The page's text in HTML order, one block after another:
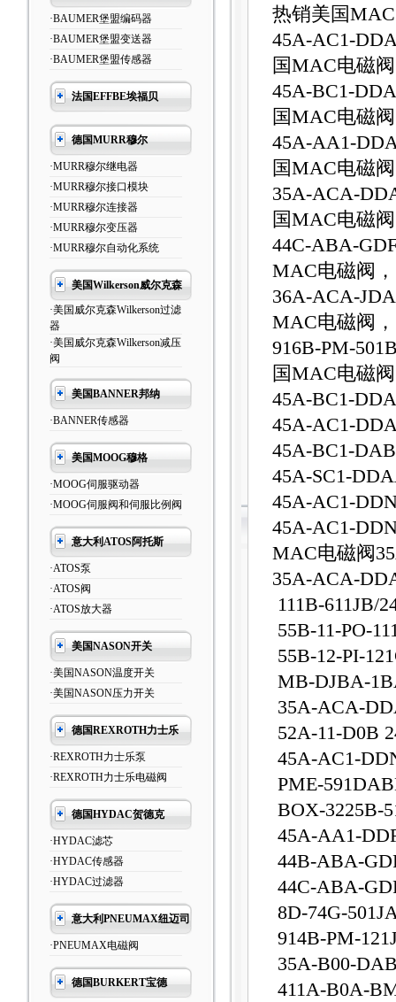
·BAUMER堡盟编码器
·BAUMER堡盟变送器
·BAUMER堡盟传感器
法国EFFBE埃福贝
德国MURR穆尔
·MURR穆尔继电器
·MURR穆尔接口模块
·MURR穆尔连接器
·MURR穆尔变压器
·MURR穆尔自动化系统
美国Wilkerson威尔克森
·美国威尔克森Wilkerson过滤
器
·美国威尔克森Wilkerson减压
阀
美国BANNER邦纳
·BANNER传感器
美国MOOG穆格
·MOOG伺服驱动器
·MOOG伺服阀和伺服比例阀
意大利ATOS阿托斯
·ATOS泵
·ATOS阀
·ATOS放大器
美国NASON开关
·美国NASON温度开关
·美国NASON压力开关
德国REXROTH力士乐
·REXROTH力士乐泵
·REXROTH力士乐电磁阀
德国HYDAC贺德克
·HYDAC滤芯
·HYDAC传感器
·HYDAC过滤器
意大利PNEUMAX纽迈司
·PNEUMAX电磁阀
德国BURKERT宝德
热销美国
45A-AC1-
国MAC电磁
45A-BC1-
国MAC电磁
45A-AA1-
国MAC电磁
35A-ACA-
国MAC电磁
44C-ABA-
MAC电磁阀，
36A-ACA-
MAC电磁阀，
916B-PM-
国MAC电磁
45A-BC1-
45A-AC1-
45A-BC1-
45A-SC1-
45A-AC1-
45A-AC1-
MAC电磁阀
35A-ACA-
111B-611JB/
55B-11-PO-
55B-12-PI-
MB-DJBA-
35A-ACA-
52A-11-D0B
45A-AC1-
PME-
BOX-3225B-
45A-AA1-
44B-ABA-
44C-ABA-
8D-74G-
914B-PM-
35A-B00-
411A-B0A-